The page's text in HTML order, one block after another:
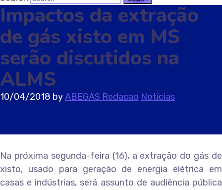
Impactos da extração
de gás xisto em MS
serão discutidos na
ALMS
10/04/2018 byABEGAS Redacao Notícias
Na próxima segunda-feira (16), a extração do gás de
xisto, usado para geração de energia elétrica em
casas e indústrias, será assunto de audiência pública